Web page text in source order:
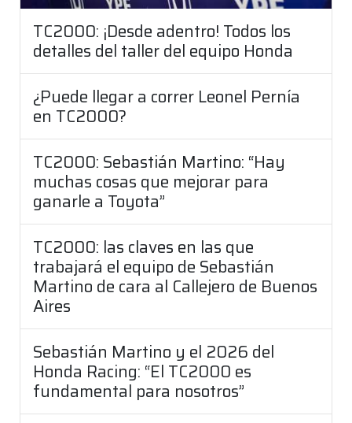
TC2000: ¡Desde adentro! Todos los
detalles del taller del equipo Honda
¿Puede llegar a correr Leonel Pernía
en TC2000?
TC2000: Sebastián Martino: “Hay
muchas cosas que mejorar para
ganarle a Toyota”
TC2000: las claves en las que
trabajará el equipo de Sebastián
Martino de cara al Callejero de Buenos
Aires
Sebastián Martino y el 2026 del
Honda Racing: “El TC2000 es
fundamental para nosotros”